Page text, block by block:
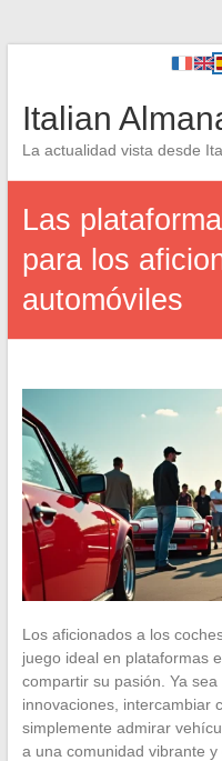
Italian
La actualidad vista desde
Las
para los
automóviles
Los aficionados a los
juego ideal en plataformas
compartir su pasión. Ya
innovaciones, intercambiar
simplemente admirar
a una comunidad vibrante y